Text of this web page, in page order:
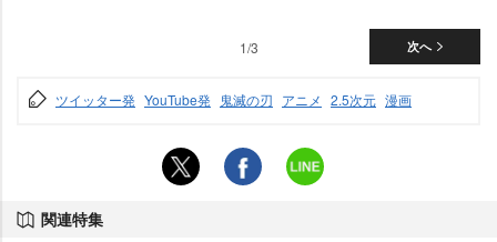
次へ
1/3
ツイッター発 YouTube発 鬼滅の刃 アニメ 2.5次元 漫画
関連特集